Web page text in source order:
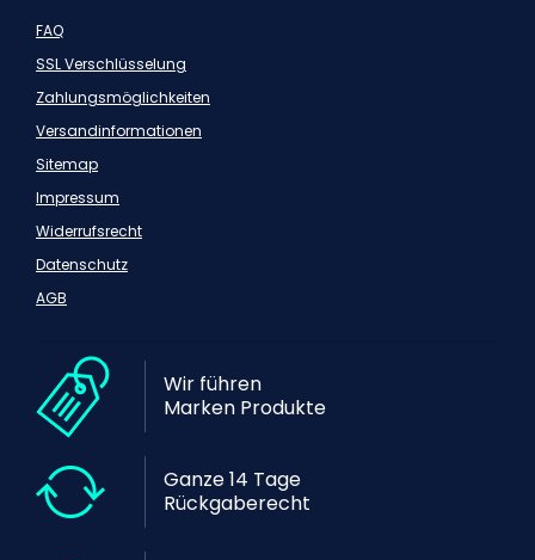
FAQ
SSL Verschlüsselung
Zahlungsmöglichkeiten
Versandinformationen
Sitemap
Impressum
Widerrufsrecht
Datenschutz
AGB
Wir führen
Marken Produkte
Ganze 14 Tage
Rückgaberecht